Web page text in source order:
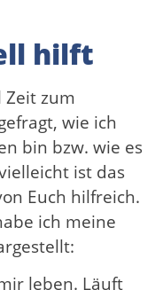
hilft
Zeit zum
wie ich
bin bzw. wie es
ist das
Euch hilfreich.
ich meine
leben. Läuft